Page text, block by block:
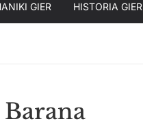
GIER HISTORIA GIER